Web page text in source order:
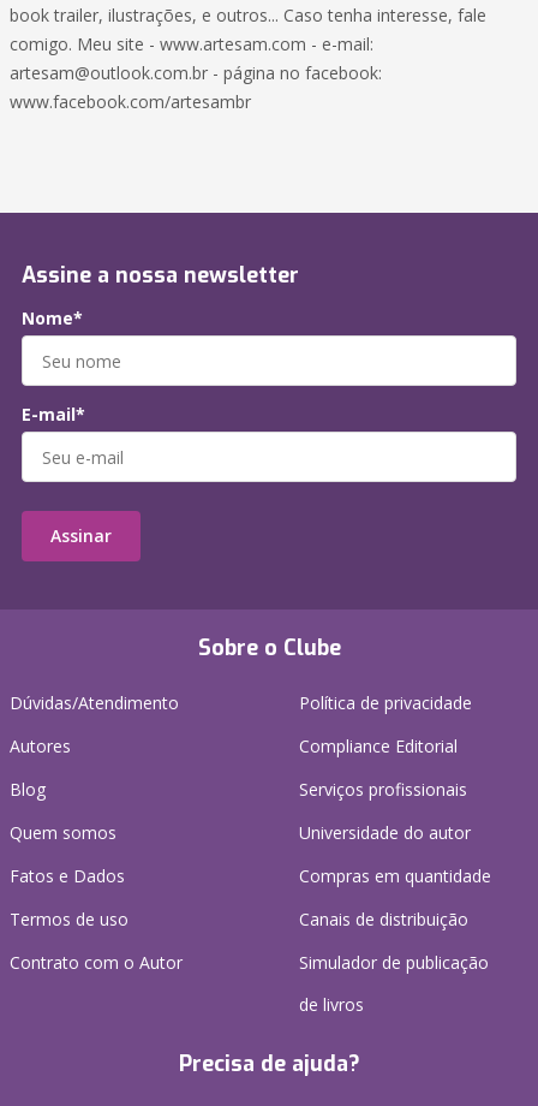
book trailer, ilustrações, e outros... Caso tenha interesse, fale
comigo. Meu site - www.artesam.com - e-mail:
artesam@outlook.com.br - página no facebook:
www.facebook.com/artesambr
Sobre o Clube
Dúvidas/Atendimento
Autores
Blog
Quem somos
Fatos e Dados
Termos de uso
Contrato com o Autor
Política de privacidade
Compliance Editorial
Serviços profissionais
Universidade do autor
Compras em quantidade
Canais de distribuição
Simulador de publicação
de livros
Precisa de ajuda?
Assine a nossa newsletter
Nome*
E-mail*
Assinar